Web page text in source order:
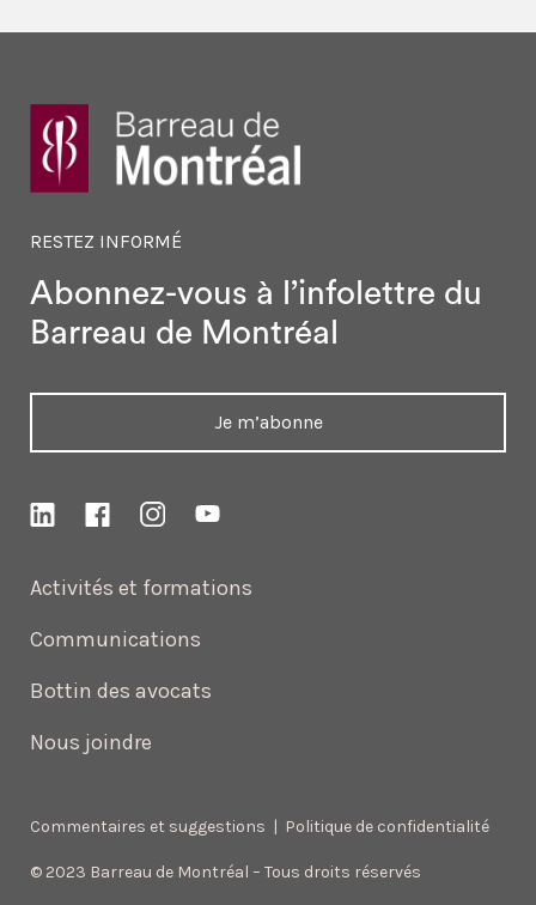
Activités et formations
Communications
Bottin des avocats
Nous joindre
RESTEZ INFORMÉ
Abonnez-vous à l’infolettre du
Barreau de Montréal
Je m’abonne
Commentaires et suggestions | Politique de confidentialité
© 2023 Barreau de Montréal – Tous droits réservés